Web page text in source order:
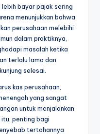
bayar pajak sering
menunjukkan bahwa
perusahaan melebihi
dalam praktiknya,
masalah ketika
terlalu lama dan
selesai.
kas perusahaan,
yang sangat
untuk menjalankan
penting bagi
tertahannya